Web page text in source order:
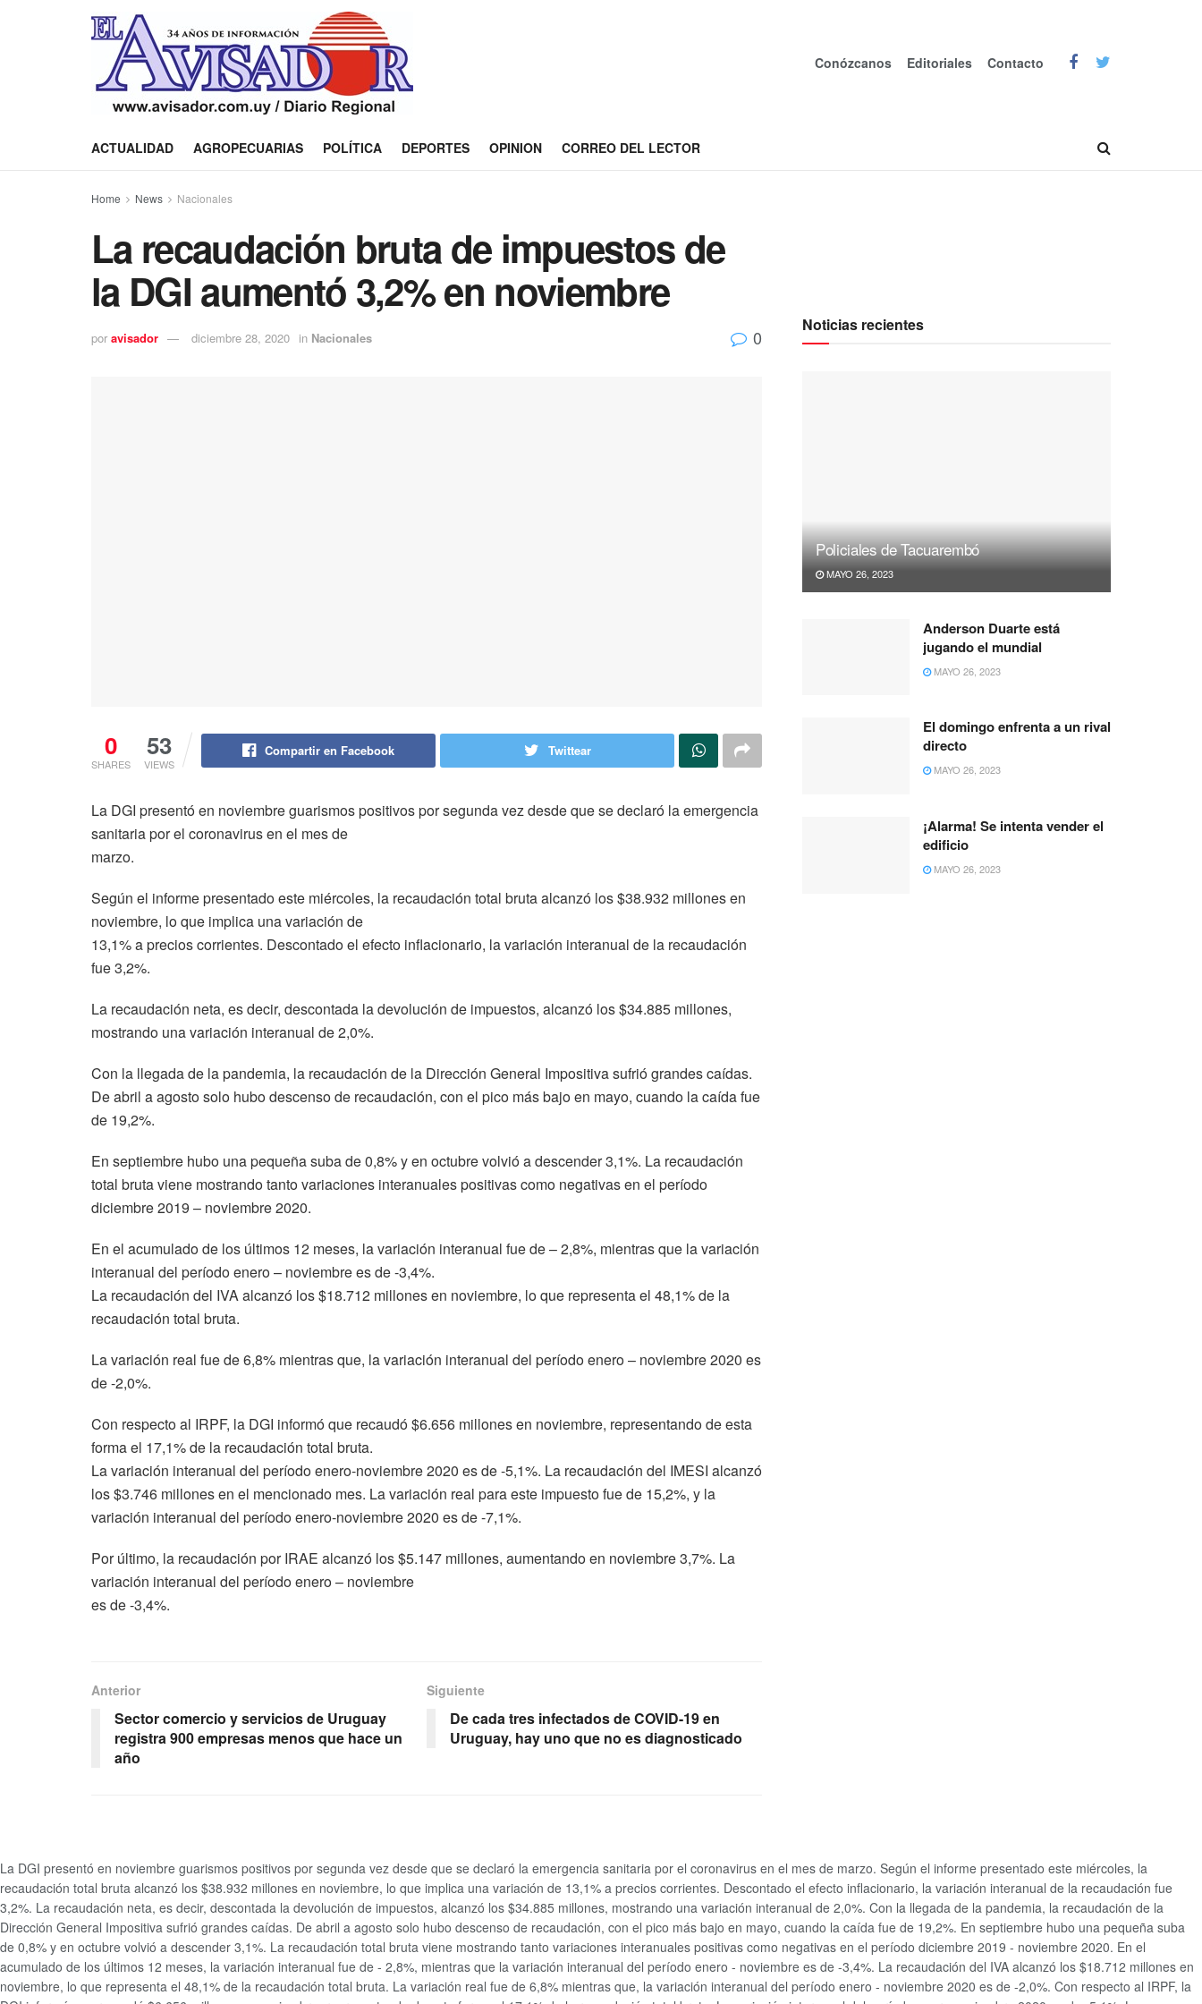
Conózcanos Editoriales Contacto
ACTUALIDAD AGROPECUARIAS POLÍTICA DEPORTES OPINION CORREO DEL LECTOR
Home News Nacionales
La recaudación bruta de impuestos de
la DGI aumentó 3,2% en noviembre
por avisador diciembre 28, 2020 in Nacionales 0
0
SHARES
53
VIEWS
Compartir en Facebook Twittear
La DGI presentó en noviembre guarismos positivos por segunda vez desde que se declaró la emergencia
sanitaria por el coronavirus en el mes de
marzo.
Según el informe presentado este miércoles, la recaudación total bruta alcanzó los $38.932 millones en
noviembre, lo que implica una variación de
13,1% a precios corrientes. Descontado el efecto inflacionario, la variación interanual de la recaudación
fue 3,2%.
La recaudación neta, es decir, descontada la devolución de impuestos, alcanzó los $34.885 millones,
mostrando una variación interanual de 2,0%.
Con la llegada de la pandemia, la recaudación de la Dirección General Impositiva sufrió grandes caídas.
De abril a agosto solo hubo descenso de recaudación, con el pico más bajo en mayo, cuando la caída fue
de 19,2%.
En septiembre hubo una pequeña suba de 0,8% y en octubre volvió a descender 3,1%. La recaudación
total bruta viene mostrando tanto variaciones interanuales positivas como negativas en el período
diciembre 2019 – noviembre 2020.
En el acumulado de los últimos 12 meses, la variación interanual fue de – 2,8%, mientras que la variación
interanual del período enero – noviembre es de -3,4%.
La recaudación del IVA alcanzó los $18.712 millones en noviembre, lo que representa el 48,1% de la
recaudación total bruta.
La variación real fue de 6,8% mientras que, la variación interanual del período enero – noviembre 2020 es
de -2,0%.
Con respecto al IRPF, la DGI informó que recaudó $6.656 millones en noviembre, representando de esta
forma el 17,1% de la recaudación total bruta.
La variación interanual del período enero-noviembre 2020 es de -5,1%. La recaudación del IMESI alcanzó
los $3.746 millones en el mencionado mes. La variación real para este impuesto fue de 15,2%, y la
variación interanual del período enero-noviembre 2020 es de -7,1%.
Por último, la recaudación por IRAE alcanzó los $5.147 millones, aumentando en noviembre 3,7%. La
variación interanual del período enero – noviembre
es de -3,4%.
Anterior
Sector comercio y servicios de Uruguay
registra 900 empresas menos que hace un
año
Siguiente
De cada tres infectados de COVID-19 en
Uruguay, hay uno que no es diagnosticado
Noticias recientes
Policiales de Tacuarembó
MAYO 26, 2023
Anderson Duarte está
jugando el mundial
MAYO 26, 2023
El domingo enfrenta a un rival
directo
MAYO 26, 2023
¡Alarma! Se intenta vender el
edificio
MAYO 26, 2023
La DGI presentó en noviembre guarismos positivos por segunda vez desde que se declaró la emergencia sanitaria por el coronavirus en el mes de marzo. Según el informe presentado este miércoles, la
recaudación total bruta alcanzó los $38.932 millones en noviembre, lo que implica una variación de 13,1% a precios corrientes. Descontado el efecto inflacionario, la variación interanual de la recaudación fue
3,2%. La recaudación neta, es decir, descontada la devolución de impuestos, alcanzó los $34.885 millones, mostrando una variación interanual de 2,0%. Con la llegada de la pandemia, la recaudación de la
Dirección General Impositiva sufrió grandes caídas. De abril a agosto solo hubo descenso de recaudación, con el pico más bajo en mayo, cuando la caída fue de 19,2%. En septiembre hubo una pequeña suba
de 0,8% y en octubre volvió a descender 3,1%. La recaudación total bruta viene mostrando tanto variaciones interanuales positivas como negativas en el período diciembre 2019 - noviembre 2020. En el
acumulado de los últimos 12 meses, la variación interanual fue de - 2,8%, mientras que la variación interanual del período enero - noviembre es de -3,4%. La recaudación del IVA alcanzó los $18.712 millones en
noviembre, lo que representa el 48,1% de la recaudación total bruta. La variación real fue de 6,8% mientras que, la variación interanual del período enero - noviembre 2020 es de -2,0%. Con respecto al IRPF, la